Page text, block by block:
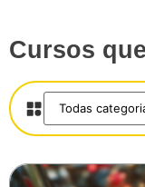
Cursos